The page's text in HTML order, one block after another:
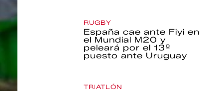
RUGBY
España cae ante Fiyi en
el Mundial M20 y
peleará por el 13º
puesto ante Uruguay
TRIATLÓN